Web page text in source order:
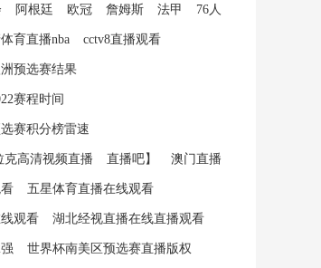
阿根廷 欧冠 詹姆斯 法甲 76人
育直播nba cctv8直播观看
预选赛结果
赛程时间
赛积分榜雷速
克高清视频直播 直播吧】 澳门直播
五星体育直播在线观看
观看 湖北经视直播在线直播观看
世界杯南美区预选赛直播版权